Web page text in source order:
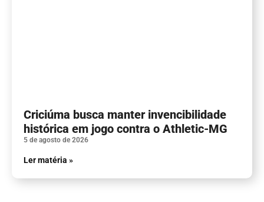
Criciúma busca manter invencibilidade
histórica em jogo contra o Athletic-MG
5 de agosto de 2026
Ler matéria »